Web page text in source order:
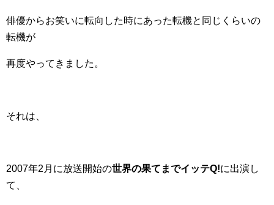
俳優からお笑いに転向した時にあった転機と同じくらいの
転機が
再度やってきました。
それは、
2007年2月に放送開始の世界の果てまでイッテQ!に出演し
て、